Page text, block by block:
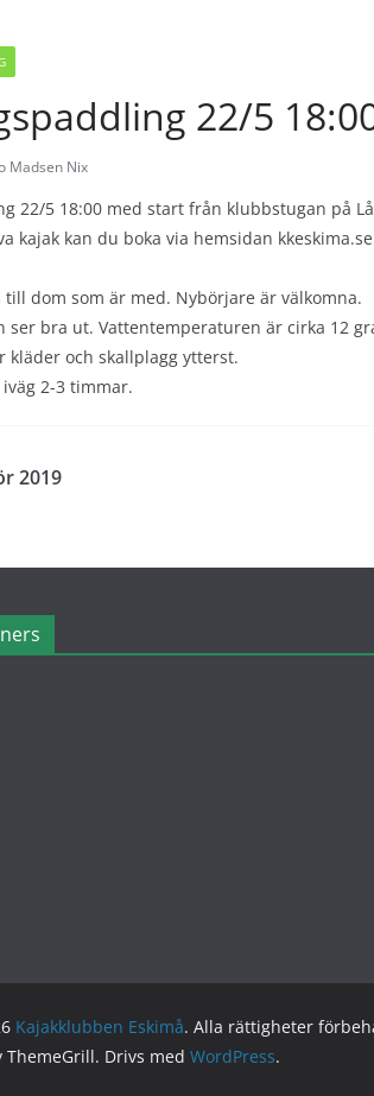
22/5
Madsen Nix
22/5 18:00 med start från klubbstugan på
kajak kan du boka via hemsidan
till dom som är med. Nybörjare är välkomna.
ser bra ut. Vattentemperaturen är cirka 12
kläder och skallplagg ytterst.
2-3 timmar.
2019
Kajakklubben Eskimå. Alla rättigheter
ThemeGrill. Drivs med WordPress.